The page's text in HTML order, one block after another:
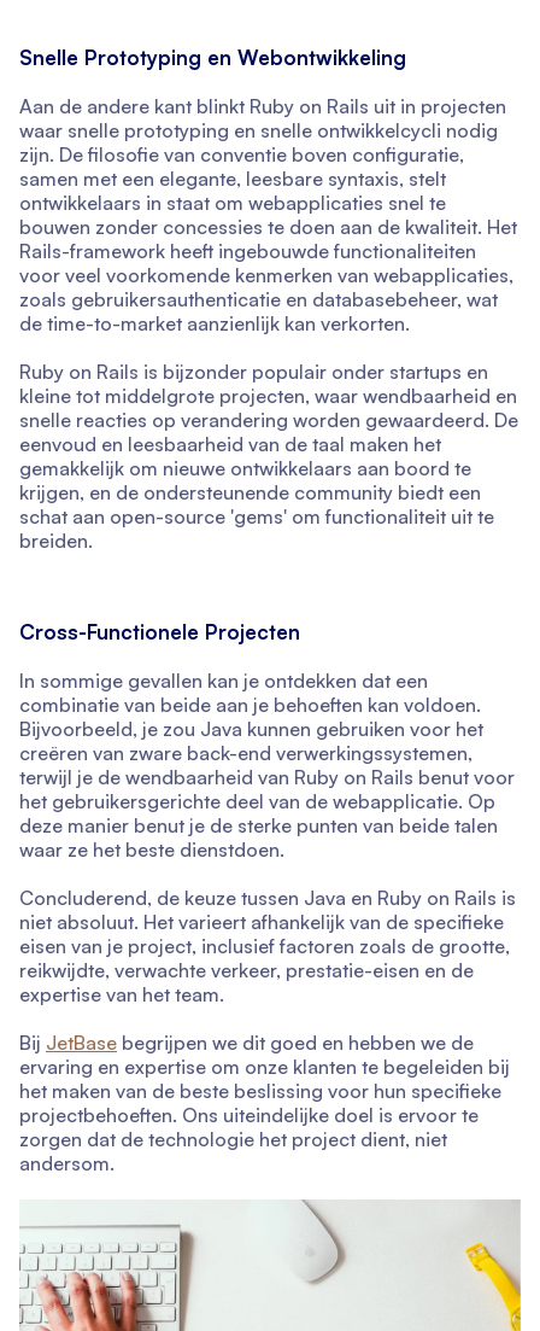
Snelle Prototyping en Webontwikkeling
Aan de andere kant blinkt Ruby on Rails uit in projecten
waar snelle prototyping en snelle ontwikkelcycli nodig
zijn. De filosofie van conventie boven configuratie,
samen met een elegante, leesbare syntaxis, stelt
ontwikkelaars in staat om webapplicaties snel te
bouwen zonder concessies te doen aan de kwaliteit. Het
Rails-framework heeft ingebouwde functionaliteiten
voor veel voorkomende kenmerken van webapplicaties,
zoals gebruikersauthenticatie en databasebeheer, wat
de time-to-market aanzienlijk kan verkorten.
Ruby on Rails is bijzonder populair onder startups en
kleine tot middelgrote projecten, waar wendbaarheid en
snelle reacties op verandering worden gewaardeerd. De
eenvoud en leesbaarheid van de taal maken het
gemakkelijk om nieuwe ontwikkelaars aan boord te
krijgen, en de ondersteunende community biedt een
schat aan open-source 'gems' om functionaliteit uit te
breiden.
Cross-Functionele Projecten
In sommige gevallen kan je ontdekken dat een
combinatie van beide aan je behoeften kan voldoen.
Bijvoorbeeld, je zou Java kunnen gebruiken voor het
creëren van zware back-end verwerkingssystemen,
terwijl je de wendbaarheid van Ruby on Rails benut voor
het gebruikersgerichte deel van de webapplicatie. Op
deze manier benut je de sterke punten van beide talen
waar ze het beste dienstdoen.
Concluderend, de keuze tussen Java en Ruby on Rails is
niet absoluut. Het varieert afhankelijk van de specifieke
eisen van je project, inclusief factoren zoals de grootte,
reikwijdte, verwachte verkeer, prestatie-eisen en de
expertise van het team.
Bij JetBase begrijpen we dit goed en hebben we de
ervaring en expertise om onze klanten te begeleiden bij
het maken van de beste beslissing voor hun specifieke
projectbehoeften. Ons uiteindelijke doel is ervoor te
zorgen dat de technologie het project dient, niet
andersom.